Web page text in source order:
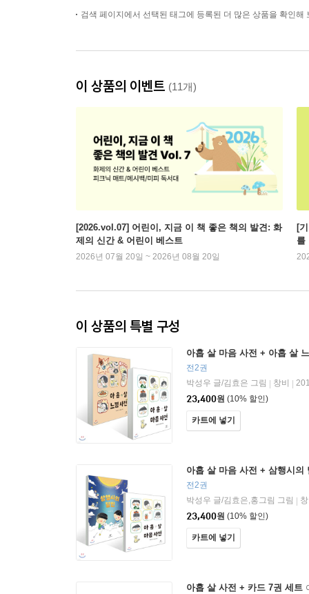
검색 페이지에서 선택된 태그에 등록된 더 많은 상품을 확인해
이 상품의 이벤트 (11개)
[2026.vol.07] 어린이, 지금 이 책 좋은 책의 발견: 화
제의 신간 & 어린이 베스트
2026년 07월 20일 ~ 2026년 08월 20일
[
를
이 상품의 특별 구성
아홉 살 마음 사전 + 아홉 살
전2권
박성우 글/김효은 그림
창비
23,400원 (10% 할인)
카트에 넣기
아홉 살 마음 사전 + 삼행시의
전2권
박성우 글/김효은,홍그림 그림
23,400원 (10% 할인)
카트에 넣기
아홉 살 사전 + 카드 7권 세트